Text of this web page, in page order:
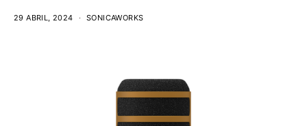
29 ABRIL, 2024 SONICAWORKS